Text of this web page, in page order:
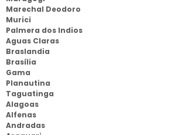
Marechal Deodoro
Murici
Palmera dos Indios
Aguas Claras
Braslandia
Brasília
Gama
Planautina
Taguatinga
Alagoas
Alfenas
Andradas